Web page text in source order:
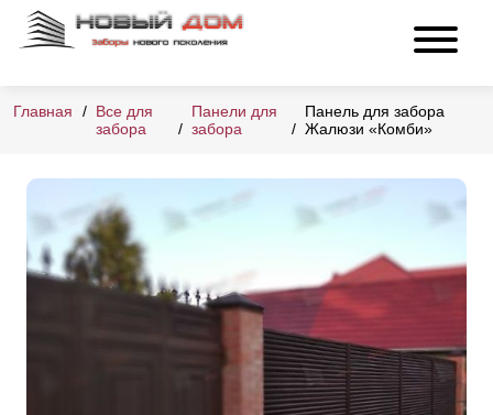
Главная
Все для
забора
Панели для
забора
Панель для забора
Жалюзи «Комби»